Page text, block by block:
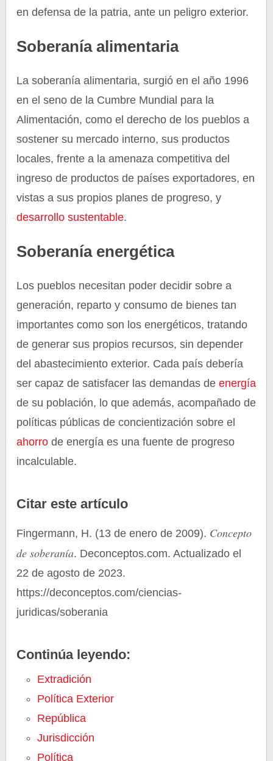
en defensa de la patria, ante un peligro exterior.
Soberanía alimentaria
La soberanía alimentaria, surgió en el año 1996
en el seno de la Cumbre Mundial para la
Alimentación, como el derecho de los pueblos a
sostener su mercado interno, sus productos
locales, frente a la amenaza competitiva del
ingreso de productos de países exportadores, en
vistas a sus propios planes de progreso, y
desarrollo sustentable.
Soberanía energética
Los pueblos necesitan poder decidir sobre a
generación, reparto y consumo de bienes tan
importantes como son los energéticos, tratando
de generar sus propios recursos, sin depender
del abastecimiento exterior. Cada país debería
ser capaz de satisfacer las demandas de energía
de su población, lo que además, acompañado de
políticas públicas de concientización sobre el
ahorro de energía es una fuente de progreso
incalculable.
Citar este artículo
Fingermann, H. (13 de enero de 2009). Concepto
de soberanía. Deconceptos.com. Actualizado el
22 de agosto de 2023.
https://deconceptos.com/ciencias-
juridicas/soberania
Continúa leyendo:
Extradición
Política Exterior
República
Jurisdicción
Política